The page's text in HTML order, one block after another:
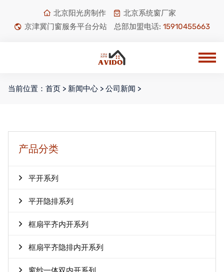
北京阳光房制作
北京系统窗厂家
京津冀门窗服务平台分站
总部加盟电话: 15910455663
当前位置： 首页 > 新闻中心 > 公司新闻 >
产品分类
平开系列
平开隐排系列
框扇平齐内开系列
框扇平齐隐排内开系列